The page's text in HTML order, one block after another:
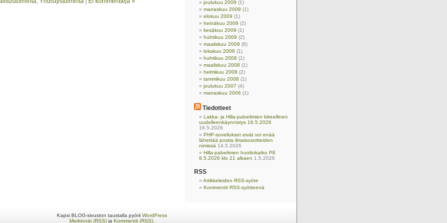
joulukuu 2009 (1)
marraskuu 2009 (1)
elokuu 2009 (1)
heinäkuu 2009 (2)
kesäkuu 2009 (1)
huhtikuu 2009 (2)
maaliskuu 2009 (6)
lokakuu 2008 (1)
huhtikuu 2008 (1)
maaliskuu 2008 (1)
helmikuu 2008 (2)
tammikuu 2008 (1)
joulukuu 2007 (4)
marraskuu 2006 (1)
Tiedotteet
Lakka- ja Hilla-palvelimien kiireellinen
uudelleenkäynnistys 16.5.2026
16.5.2026
PHP-sovellukset eivät voi enää
lähettää postia ilmaisosoitteiden
nimissä 14.5.2026
Hilla-palvelimen huoltokatko PE
8.5.2026 klo 21 alkaen 1.5.2026
RSS
Artikkeleiden RSS-syöte
Kommentit RSS-syötteenä
Kapsi BLOG-sivuston taustalla pyörii WordPress
Merkinnät (RSS)ja Kommentit (RSS).